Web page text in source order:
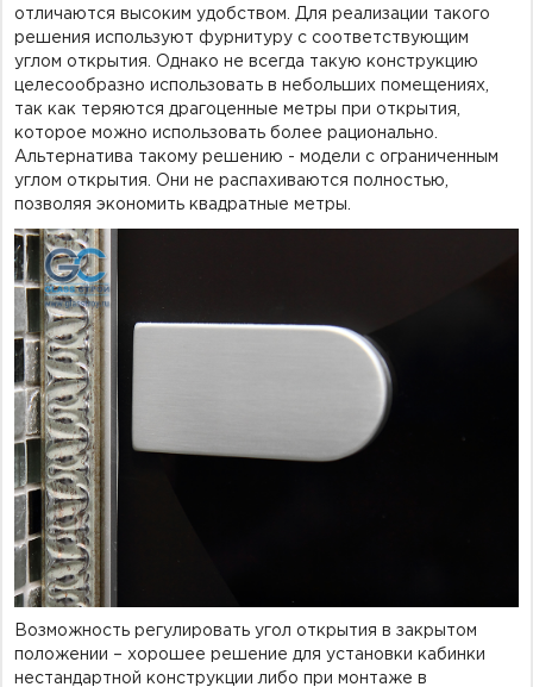
отличаются высоким удобством. Для реализации такого
решения используют фурнитуру с соответствующим
углом открытия. Однако не всегда такую конструкцию
целесообразно использовать в небольших помещениях,
так как теряются драгоценные метры при открытия,
которое можно использовать более рационально.
Альтернатива такому решению - модели с ограниченным
углом открытия. Они не распахиваются полностью,
позволяя экономить квадратные метры.
Возможность регулировать угол открытия в закрытом
положении – хорошее решение для установки кабинки
нестандартной конструкции либо при монтаже в